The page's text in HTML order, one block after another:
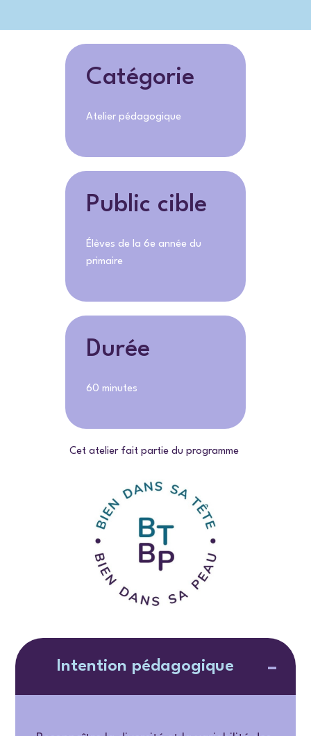
Catégorie
Atelier pédagogique
Public cible
Élèves de la 6e année du
primaire
Durée
60 minutes
Cet atelier fait partie du programme
Intention pédagogique